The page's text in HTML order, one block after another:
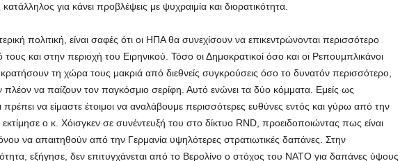
για κάνει προβλέψεις με ψυχραιμία και διορατικότητα.
πολιτική, είναι σαφές ότι οι ΗΠΑ θα συνεχίσουν να επικεντρώνονται περισσότερο
τους και στην περιοχή του Ειρηνικού. Τόσο οι Δημοκρατικοί όσο και οι Ρεπουμπλικάνοι
τη χώρα τους μακριά από διεθνείς συγκρούσεις όσο το δυνατόν περισσότερο,
πλέον να παίζουν τον παγκόσμιο σερίφη. Αυτό ενώνει τα δύο κόμματα. Εμείς ως
να είμαστε έτοιμοι να αναλάβουμε περισσότερες ευθύνες εντός και γύρω από την
ο κ. Χόισγκεν σε συνέντευξή του στο δίκτυο RND, προειδοποιώντας πως είναι
να απαιτηθούν από την Γερμανία υψηλότερες στρατιωτικές δαπάνες. Στην
εξήγησε, δεν επιτυγχάνεται από το Βερολίνο ο στόχος του NATO για δαπάνες ύψους